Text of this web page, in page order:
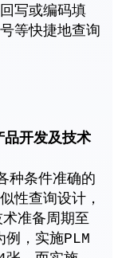
写或编码填
等快捷地查询
开发及技术
种条件准确的
性查询设计，
准备周期至
，实施PLM